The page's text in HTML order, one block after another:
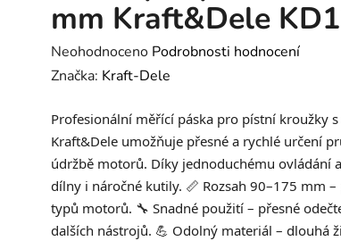
mm Kraft&Dele
Průměrné
hodnocení
je
0,0
z
5
hvězdiček.
Neohodnoceno Podrobnosti hodnocení
Značka: Kraft-Dele
Profesionální měřící páska pro pístní kroužky
Kraft&Dele umožňuje přesné a rychlé určení
údržbě motorů. Díky jednoduchému ovládání
dílny i náročné kutily. 📏 Rozsah 90–175 mm
typů motorů. 🔧 Snadné použití – přesné
dalších nástrojů. 💪 Odolný materiál – dlouhá